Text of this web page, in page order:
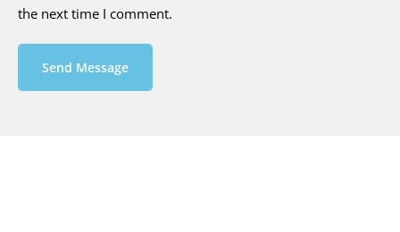
the next time I comment.
Send Message